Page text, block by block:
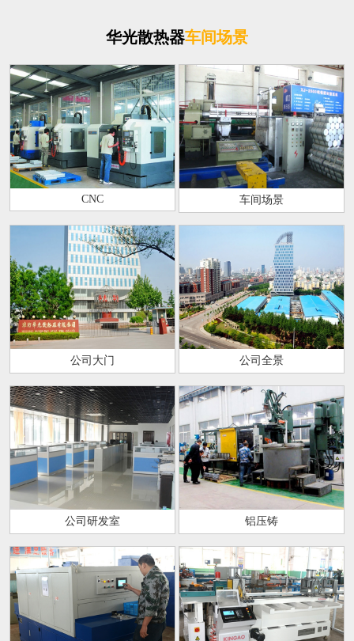
华光散热器车间场景
CNC 车间场景
公司大门 公司全景
公司研发室 铝压铸